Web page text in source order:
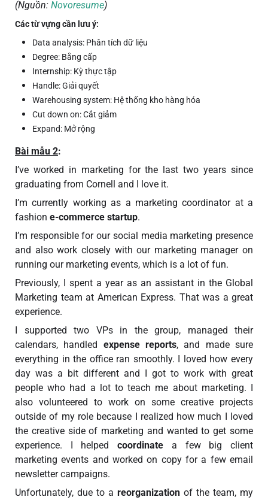
(Nguồn: Novoresume)
Các từ vựng cần lưu ý:
Data analysis: Phân tích dữ liệu
Degree: Bằng cấp
Internship: Kỳ thực tập
Handle: Giải quyết
Warehousing system: Hệ thống kho hàng hóa
Cut down on: Cắt giảm
Expand: Mở rộng
Bài mẫu 2:
I’ve worked in marketing for the last two years since
graduating from Cornell and I love it.
I’m currently working as a marketing coordinator at a
fashion e-commerce startup.
I’m responsible for our social media marketing presence
and also work closely with our marketing manager on
running our marketing events, which is a lot of fun.
Previously, I spent a year as an assistant in the Global
Marketing team at American Express. That was a great
experience.
I supported two VPs in the group, managed their
calendars, handled expense reports, and made sure
everything in the office ran smoothly. I loved how every
day was a bit different and I got to work with great
people who had a lot to teach me about marketing. I
also volunteered to work on some creative projects
outside of my role because I realized how much I loved
the creative side of marketing and wanted to get some
experience. I helpedcoordinate a few big client
marketing events and worked on copy for a few email
newsletter campaigns.
Unfortunately, due to a reorganization of the team, my